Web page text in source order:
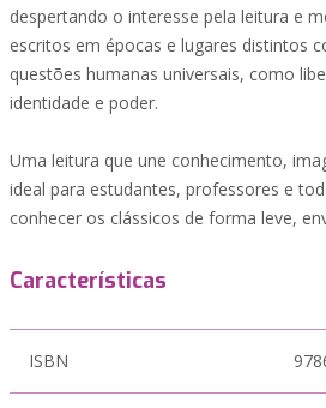
despertando o interesse pela leitura e
escritos em épocas e lugares distintos
questões humanas universais, como
identidade e poder.
Uma leitura que une conhecimento,
ideal para estudantes, professores e
conhecer os clássicos de forma leve,
Características
ISBN